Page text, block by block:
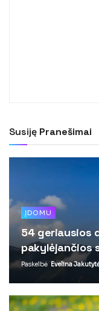
Susiję Pranešimai
ĮDOMU
54 geriausios
pakylėjančios
Paskelbė Evelina